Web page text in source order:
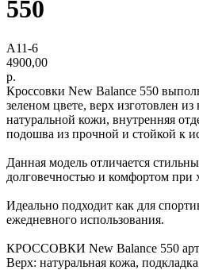
550
A11-6
4900,00
р.
Кроссовки New Balance 550
зеленом цвете, верх изготовлен
натуральной кожи, внутренняя
подошва из прочной и стойкой к
Данная модель отличается
долговечностью и комфортом при
Идеально подходит как для
ежедневного использования.
КРОССОВКИ New Balance 550 арт.
Верх: натуральная кожа,